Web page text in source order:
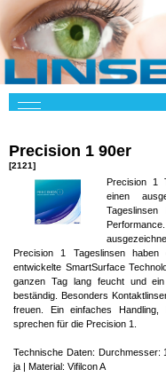
Precision 1 90er
[2121]
Precision 1
einen
Precision 1 Tageslinsen
entwickelte SmartSurface
ganzen Tag lang feucht und
beständig. Besonders
freuen. Ein einfaches
sprechen für die Precision 1.
Technische Daten: Durchmesser:
ja | Material: Vifilcon A